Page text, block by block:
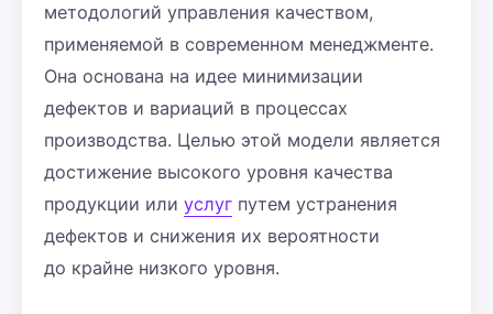
методологий управления качеством,
применяемой в современном менеджменте.
Она основана на идее минимизации
дефектов и вариаций в процессах
производства. Целью этой модели является
достижение высокого уровня качества
продукции или услуг путем устранения
дефектов и снижения их вероятности
до крайне низкого уровня.